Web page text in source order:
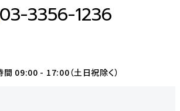
03-3356-1236
間 09:00 - 17:00（土日祝除く）